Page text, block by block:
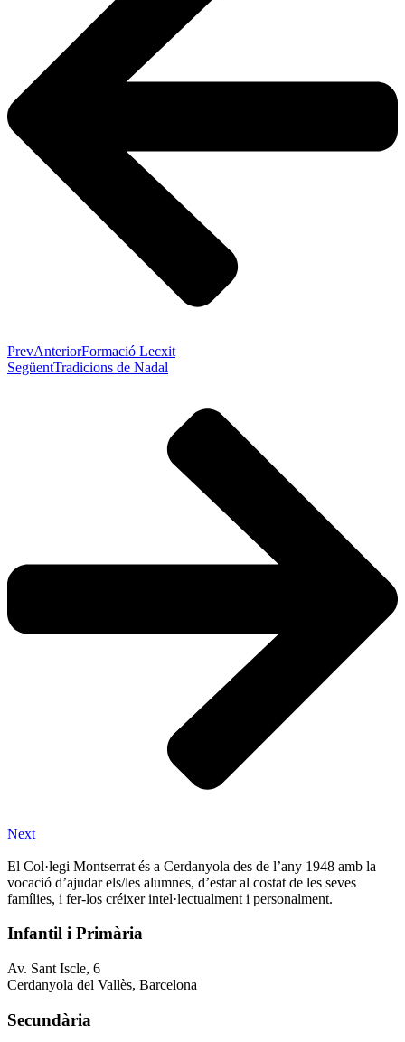
PrevAnteriorFormació Lecxit
SegüentTradicions de Nadal
Next
El Col·legi Montserrat és a Cerdanyola des de l’any 1948 amb la
vocació d’ajudar els/les alumnes, d’estar al costat de les seves
famílies, i fer-los créixer intel·lectualment i personalment.
Infantil i Primària
Av. Sant Iscle, 6
Cerdanyola del Vallès, Barcelona
Secundària